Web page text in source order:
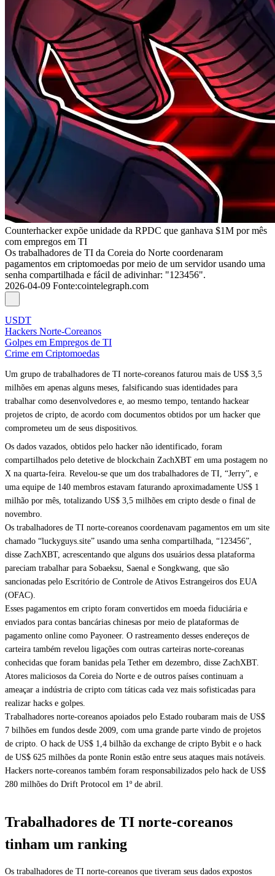
Counterhacker expõe unidade da RPDC que ganhava $1M por mês
com empregos em TI
Os trabalhadores de TI da Coreia do Norte coordenaram
pagamentos em criptomoedas por meio de um servidor usando uma
senha compartilhada e fácil de adivinhar: "123456".
2026-04-09 Fonte:cointelegraph.com
USDT
Hackers Norte-Coreanos
Golpes em Empregos de TI
Crime em Criptomoedas
Um grupo de trabalhadores de TI norte-coreanos faturou mais de US$ 3,5
milhões em apenas alguns meses, falsificando suas identidades para
trabalhar como desenvolvedores e, ao mesmo tempo, tentando hackear
projetos de cripto, de acordo com documentos obtidos por um hacker que
comprometeu um de seus dispositivos.
Os dados vazados, obtidos pelo hacker não identificado, foram
compartilhados pelo detetive de blockchain ZachXBT em uma postagem no
X na quarta-feira. Revelou-se que um dos trabalhadores de TI, “Jerry”, e
uma equipe de 140 membros estavam faturando aproximadamente US$ 1
milhão por mês, totalizando US$ 3,5 milhões em cripto desde o final de
novembro.
Os trabalhadores de TI norte-coreanos coordenavam pagamentos em um site
chamado “luckyguys.site” usando uma senha compartilhada, “123456”,
disse ZachXBT, acrescentando que alguns dos usuários dessa plataforma
pareciam trabalhar para Sobaeksu, Saenal e Songkwang, que são
sancionadas pelo Escritório de Controle de Ativos Estrangeiros dos EUA
(OFAC).
Esses pagamentos em cripto foram convertidos em moeda fiduciária e
enviados para contas bancárias chinesas por meio de plataformas de
pagamento online como Payoneer. O rastreamento desses endereços de
carteira também revelou ligações com outras carteiras norte-coreanas
conhecidas que foram banidas pela Tether em dezembro, disse ZachXBT.
Atores maliciosos da Coreia do Norte e de outros países continuam a
ameaçar a indústria de cripto com táticas cada vez mais sofisticadas para
realizar hacks e golpes.
Trabalhadores norte-coreanos apoiados pelo Estado roubaram mais de US$
7 bilhões em fundos desde 2009, com uma grande parte vindo de projetos
de cripto. O hack de US$ 1,4 bilhão da exchange de cripto Bybit e o hack
de US$ 625 milhões da ponte Ronin estão entre seus ataques mais notáveis.
Hackers norte-coreanos também foram responsabilizados pelo hack de US$
280 milhões do Drift Protocol em 1º de abril.
Trabalhadores de TI norte-coreanos
tinham um ranking
Os trabalhadores de TI norte-coreanos que tiveram seus dados expostos